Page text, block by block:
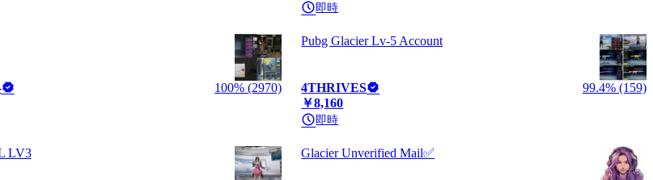
即時
100% (2970)
Pubg Glacier Lv-5 Account
4THRIVES
99.4% (159)
￥8,160
即時
LV3 Glacier Unverified Mail✅